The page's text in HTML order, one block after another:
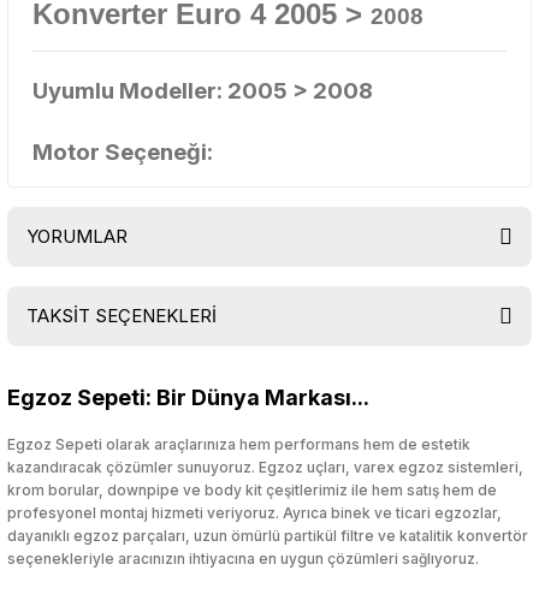
Konverter Euro 4 2005 > 2008
Uyumlu Modeller: 2005 > 2008
Motor Seçeneği:
YORUMLAR
TAKSİT SEÇENEKLERİ
Egzoz Sepeti: Bir Dünya Markası...
Egzoz Sepeti olarak araçlarınıza hem performans hem de estetik
kazandıracak çözümler sunuyoruz. Egzoz uçları, varex egzoz sistemleri,
krom borular, downpipe ve body kit çeşitlerimiz ile hem satış hem de
profesyonel montaj hizmeti veriyoruz. Ayrıca binek ve ticari egzozlar,
dayanıklı egzoz parçaları, uzun ömürlü partikül filtre ve katalitik konvertör
seçenekleriyle aracınızın ihtiyacına en uygun çözümleri sağlıyoruz.